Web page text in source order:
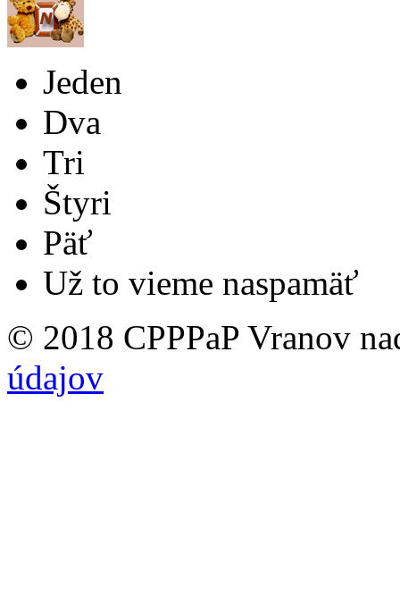
Jeden
Dva
Tri
Štyri
Päť
Už to vieme naspamäť
© 2018 CPPPaP Vranov
údajov